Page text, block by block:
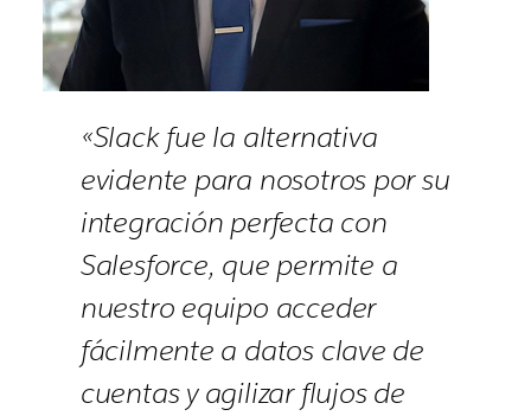
«Slack fue la alternativa
evidente para nosotros por su
integración perfecta con
Salesforce, que permite a
nuestro equipo acceder
fácilmente a datos clave de
cuentas y agilizar flujos de